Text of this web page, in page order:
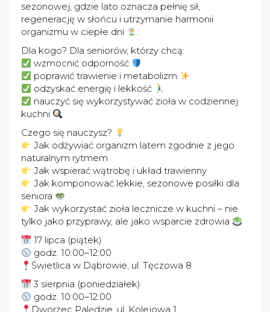
sezonowej, gdzie lato oznacza pełnię sił,
regenerację w słońcu i utrzymanie harmonii
organizmu w ciepłe dni
.
Dla kogo? Dla seniorów, którzy chcą:
wzmocnić odporność
poprawić trawienie i metabolizm
odzyskać energię i lekkość
nauczyć się wykorzystywać zioła w codziennej
kuchni
Czego się nauczysz?
Jak odżywiać organizm latem zgodnie z jego
naturalnym rytmem
Jak wspierać wątrobę i układ trawienny
Jak komponować lekkie, sezonowe posiłki dla
seniora
Jak wykorzystać zioła lecznicze w kuchni – nie
tylko jako przyprawy, ale jako wsparcie zdrowia
17 lipca (piątek)
godz. 10:00–12:00
Świetlica w Dąbrowie, ul. Tęczowa 8
3 sierpnia (poniedziałek)
godz. 10:00–12:00
Dworzec Palędzie, ul. Kolejowa 1